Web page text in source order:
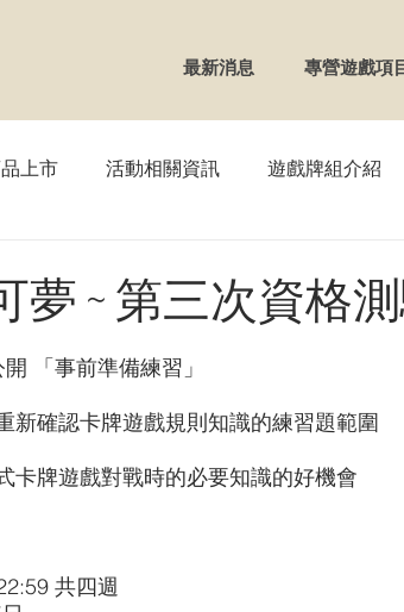
最新消息 專營遊戲項
上市 活動相關資訊 遊戲牌組介紹
鬥少女 【VG】卡片戰鬥先導者
可夢 ~ 第三次資格
「事前準備練習」
新確認卡牌遊戲規則知識的練習題範圍
卡牌遊戲對戰時的必要知識的好機會
共四週